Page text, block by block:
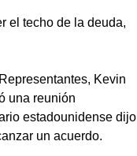
el techo de la deuda,
Kevin
una reunión
estadounidense dijo
un acuerdo.